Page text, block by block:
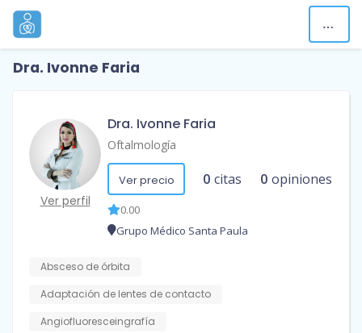
Dra. Ivonne Faria
Ver perfil
Dra. Ivonne Faria
Oftalmología
Ver precio 0 citas 0 opiniones
0.00
Grupo Médico Santa Paula
Absceso de órbita
Adaptación de lentes de contacto
Angiofluoresceingrafía